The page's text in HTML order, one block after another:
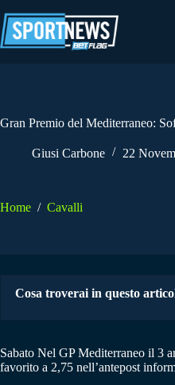
al
contenuto
Gran Premio del Mediterraneo:
Giusi Carbone 22
Home / Cavalli
Cosa troverai in questo
Sabato Nel GP Mediterraneo il 3
favorito a 2,75 nell’antepost